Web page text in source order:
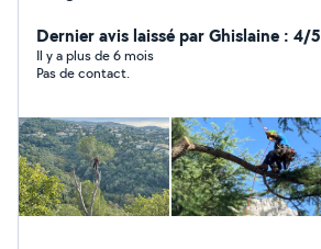
Dernier avis laissé par Ghislaine : 4/5
Il y a plus de 6 mois
Pas de contact.